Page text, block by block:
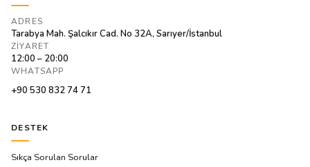
ADRES
Tarabya Mah. Şalcıkır Cad. No 32A, Sarıyer/İstanbul
ZIYARET
12:00 – 20:00
WHATSAPP
+90 530 832 74 71
DESTEK
Sıkça Sorulan Sorular